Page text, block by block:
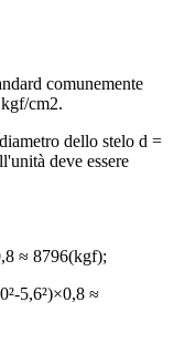
comunemente
cm2.
dello stelo d =
deve essere
≈ 8796(kgf);
5,6²)×0,8 ≈